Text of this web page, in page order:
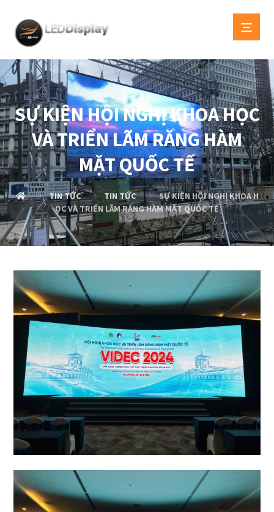
SỰ KIỆN HỘI NGHỊ KHOA HỌC
VÀ TRIỂN LÃM RĂNG HÀM
MẶT QUỐC TẾ
TIN TỨC TIN TỨC
SỰ KIỆN HỘI NGHỊ KHOA H
ỌC VÀ TRIỂN LÃM RĂNG HÀM MẶT QUỐC TẾ